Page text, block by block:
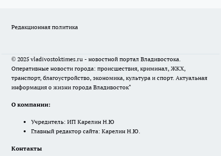
Редакционная политика
© 2025 vladivostoktimes.ru - новостной портал Владивостока.
Оперативные новости города: происшествия, криминал, ЖКХ,
транспорт, благоустройство, экономика, культура и спорт. Актуальная
информация о жизни города Владивосток"
О компании:
Учредитель: ИП Карелин Н.Ю
Главный редактор сайта: Карелин Н.Ю.
Контакты